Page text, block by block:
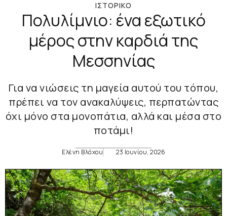
ΙΣΤΟΡΙΚΌ
Πολυλίμνιο: ένα εξωτικό
μέρος στην καρδιά της
Μεσσηνίας
Για να νιώσεις τη μαγεία αυτού του τόπου,
πρέπει να τον ανακαλύψεις, περπατώντας
όχι μόνο στα μονοπάτια, αλλά και μέσα στο
ποτάμι!
Ελένη Βλάχου 23 Ιουνίου, 2026